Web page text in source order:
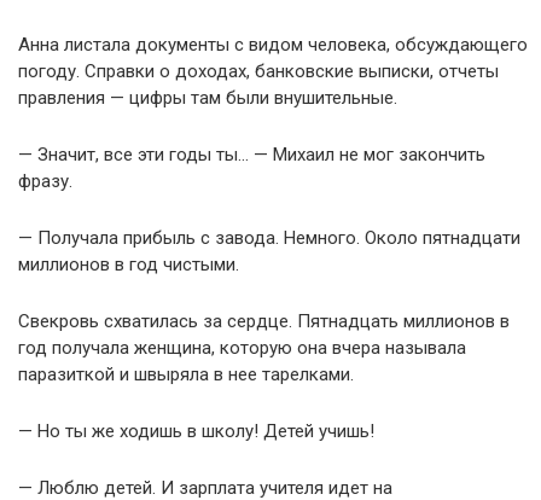
Анна листала документы с видом человека, обсуждающего
погоду. Справки о доходах, банковские выписки, отчеты
правления — цифры там были внушительные.
— Значит, все эти годы ты… — Михаил не мог закончить
фразу.
— Получала прибыль с завода. Немного. Около пятнадцати
миллионов в год чистыми.
Свекровь схватилась за сердце. Пятнадцать миллионов в
год получала женщина, которую она вчера называла
паразиткой и швыряла в нее тарелками.
— Но ты же ходишь в школу! Детей учишь!
— Люблю детей. И зарплата учителя идет на